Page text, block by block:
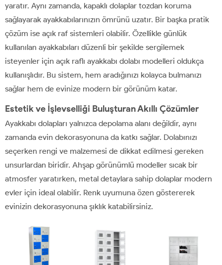
yaratır. Aynı zamanda, kapaklı dolaplar tozdan koruma
sağlayarak ayakkabılarınızın ömrünü uzatır. Bir başka pratik
çözüm ise açık raf sistemleri olabilir. Özellikle günlük
kullanılan ayakkabıları düzenli bir şekilde sergilemek
isteyenler için açık raflı ayakkabı dolabı modelleri oldukça
kullanışlıdır. Bu sistem, hem aradığınızı kolayca bulmanızı
sağlar hem de evinize modern bir görünüm katar.
Estetik ve İşlevselliği Buluşturan Akıllı Çözümler
Ayakkabı dolapları yalnızca depolama alanı değildir, aynı
zamanda evin dekorasyonuna da katkı sağlar. Dolabınızı
seçerken rengi ve malzemesi de dikkat edilmesi gereken
unsurlardan biridir. Ahşap görünümlü modeller sıcak bir
atmosfer yaratırken, metal detaylara sahip dolaplar modern
evler için ideal olabilir. Renk uyumuna özen göstererek
evinizin dekorasyonuna şıklık katabilirsiniz.